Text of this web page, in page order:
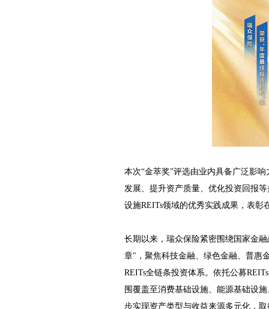
本次“金萃奖”评选由业内具备广泛影
发展、提升资产质量、优化投资回报
设施REITs领域的优秀实践成果，表
长期以来，瑞众保险紧密围绕国家金
章"，聚焦科技金融、绿色金融、普惠
REITs全链条投资体系。依托公募
围覆盖至消费基础设施、能源基础设
步实现资产类型与收益来源多元化，